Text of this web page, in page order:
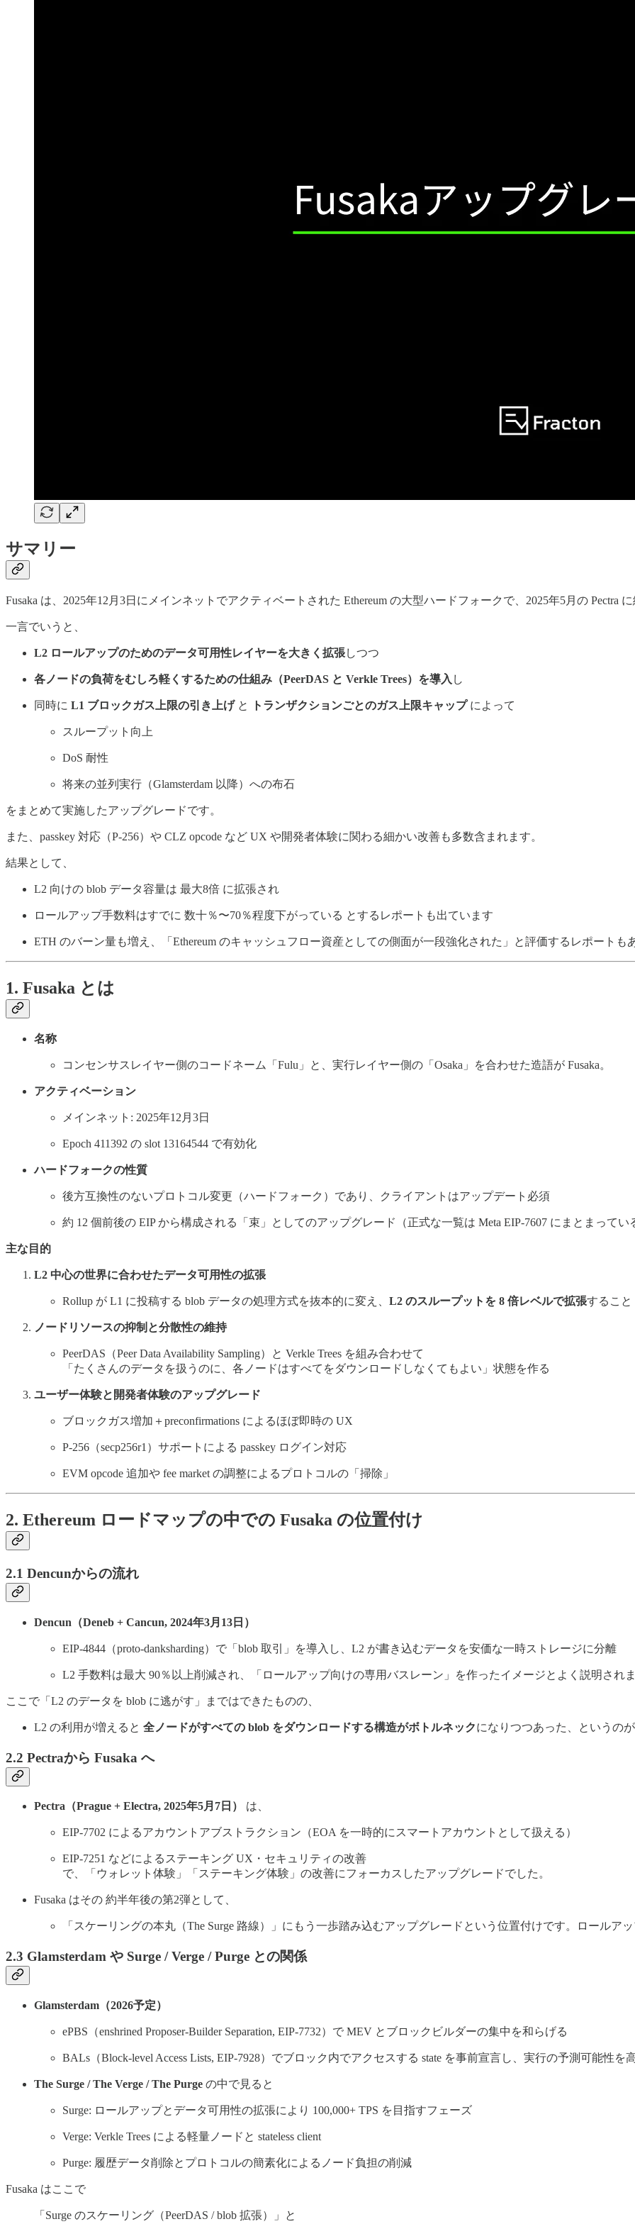
サマリー
Fusaka は、2025年12月3日にメインネットでアクティベートされた Ethereum の大型ハードフォークで、2025年5月の Pectra
一言でいうと、
L2 ロールアップのためのデータ可用性レイヤーを大きく拡張しつつ
各ノードの負荷をむしろ軽くするための仕組み（PeerDAS と Verkle Trees）を導入 し
同時に L1 ブロックガス上限の引き上げと トランザクションごとのガス上限キャップによって
スループット向上
DoS 耐性
将来の並列実行（Glamsterdam 以降）への布石
をまとめて実施したアップグレードです。
また、passkey 対応（P-256）や CLZ opcode など UX や開発者体験に関わる細かい改善も多数含まれます。
結果として、
L2 向けの blob データ容量は 最大8倍 に拡張され
ロールアップ手数料はすでに 数十％〜70％程度下がっている とするレポートも出ています
ETH のバーン量も増え、「Ethereum のキャッシュフロー資産としての側面が一段強化された」と評価するレポートも
1. Fusaka とは
名称
コンセンサスレイヤー側のコードネーム「Fulu」と、実行レイヤー側の「Osaka」を合わせた造語が Fusaka。
アクティベーション
メインネット: 2025年12月3日
Epoch 411392 の slot 13164544 で有効化
ハードフォークの性質
後方互換性のないプロトコル変更（ハードフォーク）であり、クライアントはアップデート必須
約 12 個前後の EIP から構成される「束」としてのアップグレード（正式な一覧は Meta EIP-7607 にまとまってい
主な目的
L2 中心の世界に合わせたデータ可用性の拡張
Rollup が L1 に投稿する blob データの処理方式を抜本的に変え、 L2 のスループットを 8 倍レベルで拡張すること
ノードリソースの抑制と分散性の維持
PeerDAS（Peer Data Availability Sampling）と Verkle Trees を組み合わせて
「たくさんのデータを扱うのに、各ノードはすべてをダウンロードしなくてもよい」状態を作る
ユーザー体験と開発者体験のアップグレード
ブロックガス増加＋preconfirmations によるほぼ即時の UX
P-256（secp256r1）サポートによる passkey ログイン対応
EVM opcode 追加や fee market の調整によるプロトコルの「掃除」
2. Ethereum ロードマップの中での Fusaka の位置付け
2.1 Dencunからの流れ
Dencun（Deneb + Cancun, 2024年3月13日）
EIP-4844（proto-danksharding）で「blob 取引」を導入し、L2 が書き込むデータを安価な一時ストレージに分離
L2 手数料は最大 90％以上削減され、「ロールアップ向けの専用バスレーン」を作ったイメージとよく説明され
ここで「L2 のデータを blob に逃がす」まではできたものの、
L2 の利用が増えると 全ノードがすべての blob をダウンロードする構造がボトルネックになりつつあった、というの
2.2 Pectraから Fusaka へ
Pectra（Prague + Electra, 2025年5月7日） は、
EIP-7702 によるアカウントアブストラクション（EOA を一時的にスマートアカウントとして扱える）
EIP-7251 などによるステーキング UX・セキュリティの改善
で、「ウォレット体験」「ステーキング体験」の改善にフォーカスしたアップグレードでした。
Fusaka はその 約半年後の第2弾として、
「スケーリングの本丸（The Surge 路線）」にもう一歩踏み込むアップグレードという位置付けです。ロール
2.3 Glamsterdam や Surge / Verge / Purge との関係
Glamsterdam（2026予定）
ePBS（enshrined Proposer-Builder Separation, EIP-7732）で MEV とブロックビルダーの集中を和らげる
BALs（Block-level Access Lists, EIP-7928）でブロック内でアクセスする state を事前宣言し、実行の予測可能性を
The Surge / The Verge / The Purge の中で見ると
Surge: ロールアップとデータ可用性の拡張により 100,000+ TPS を目指すフェーズ
Verge: Verkle Trees による軽量ノードと stateless client
Purge: 履歴データ削除とプロトコルの簡素化によるノード負担の削減
Fusaka はここで
「Surge のスケーリング（PeerDAS / blob 拡張）」と